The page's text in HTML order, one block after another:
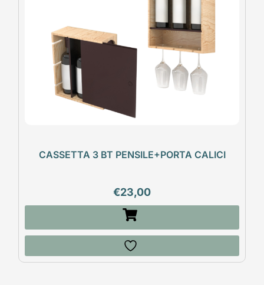
CASSETTA 3 BT PENSILE+PORTA CALICI
€23,00